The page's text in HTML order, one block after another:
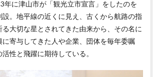
に津山市が「観光立市宣言」をしたのを
。地平線の近くに見え、古くから航路の指
大切な星とされてきた由来から、その名に
寄与してきた人や企業、団体を毎年委嘱
性と飛躍に期待している。